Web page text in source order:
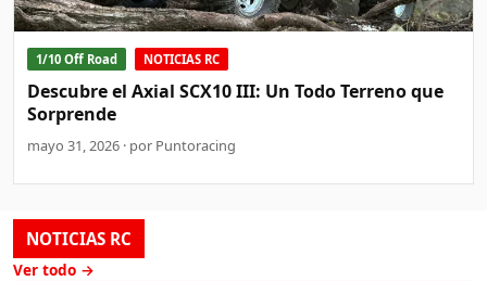
1/10 Off Road NOTICIAS RC
Descubre el Axial SCX10 III: Un Todo Terreno que
Sorprende
mayo 31, 2026 · por Puntoracing
NOTICIAS RC
Ver todo →